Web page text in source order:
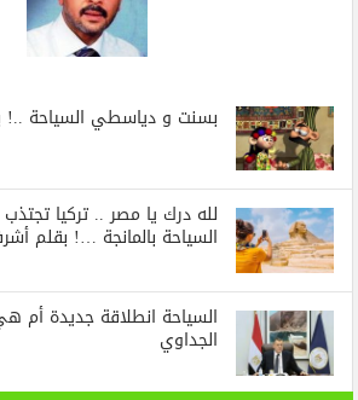
بسنت و دياسطي السياحة ..!
لله درك يا مصر .. تركيا
السياحة بالمانجة …! بقلم
السياحة انطلاقة جديدة
الجداوي